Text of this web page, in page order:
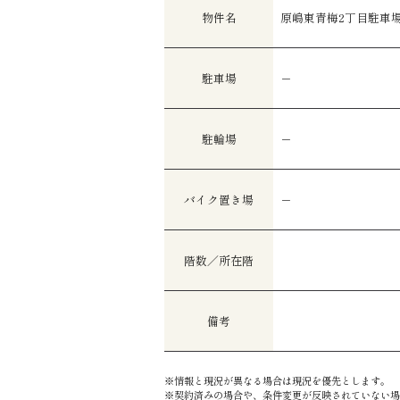
物件名 原嶋東青梅2丁目駐車
駐車場 －
駐輪場 －
バイク置き場 －
階数／所在階
備考
※情報と現況が異なる場合は現況を優先とします。
※契約済みの場合や、条件変更が反映されていない